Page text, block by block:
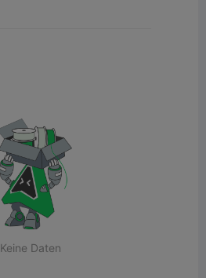
Keine Daten